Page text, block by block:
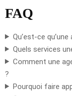
FAQ
Qu’est-ce
Quels services
Comment une
?
Pourquoi faire